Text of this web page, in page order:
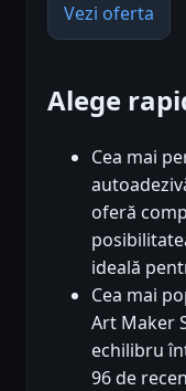
Vezi oferta
Alege
Cea mai
oferă
ideală
Cea mai
Art Maker
echilibru
96 de